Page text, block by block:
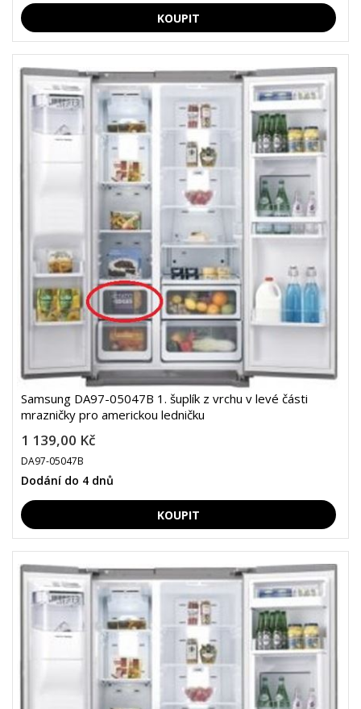
Samsung DA97-05047B 1. šuplík z vrchu v levé části
mrazničky pro americkou ledničku
1 139,00 Kč
DA97-05047B
Dodání do 4 dnů